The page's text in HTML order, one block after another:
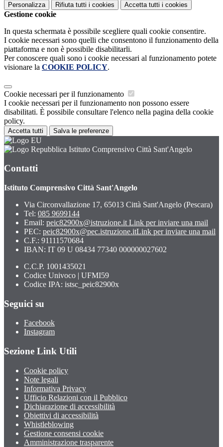
Personalizza Rifiuta tutti i cookies Accetta tutti i cookies
Gestione cookie
In questa schermata è possibile scegliere quali cookie consentire.
I cookie necessari sono quelli che consentono il funzionamento della
piattaforma e non è possibile disabilitarli.
Per conoscere quali sono i cookie necessari al funzionamento potete
visionare la COOKIE POLICY.
Cookie necessari per il funzionamento
I cookie necessari per il funzionamento non possono essere
disabilitati. È possibile consultare l'elenco nella pagina della cookie
policy.
Accetta tutti Salva le preferenze
Istituto Comprensivo Città Sant'Angelo
Contatti
Istituto Comprensivo Città Sant'Angelo
Via Circonvallazione 17, 65013 Città Sant'Angelo (Pescara)
Tel: 085 9699144
Email: peic82900x@istruzione.it Link per inviare una mail
PEC: peic82900x@pec.istruzione.itLink per inviare una mail
C.F.: 91111570684
IBAN: IT 09 U 08434 77340 000000027602
C.C.P. 1001435021
Codice Univoco | UFMI59
Codice IPA: istsc_peic82900x
Seguici su
Facebook
Instagram
Sezione Link Utili
Cookie policy
Note legali
Informativa Privacy
Ufficio Relazioni con il Pubblico
Dichiarazione di accessibilità
Obiettivi di accessibilità
Whistleblowing
Gestione consensi cookie
Amministrazione trasparente